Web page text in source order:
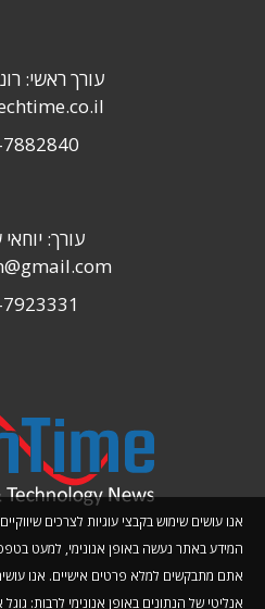
אנו עושים שימוש בקבצי עוגיות לצרכים
המידע באתר נעשה באופן אנונימי, למעט
אתם מתבקשים למלא פרטים אישיים. אנו עושים
אנליטי של הנתונים באופן אנונימי לרבות:
עורך ראשי:
עורך: יוחאי